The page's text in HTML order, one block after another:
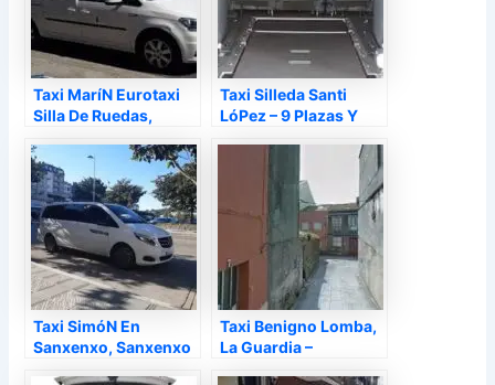
Taxi MaríN Eurotaxi
Silla De Ruedas,
Taxi Silleda Santi
LóPez – 9 Plazas Y
Silleda – Pontevedra
Taxi SimóN En
Sanxenxo, Sanxenxo
Taxi Benigno Lomba,
La Guardia –